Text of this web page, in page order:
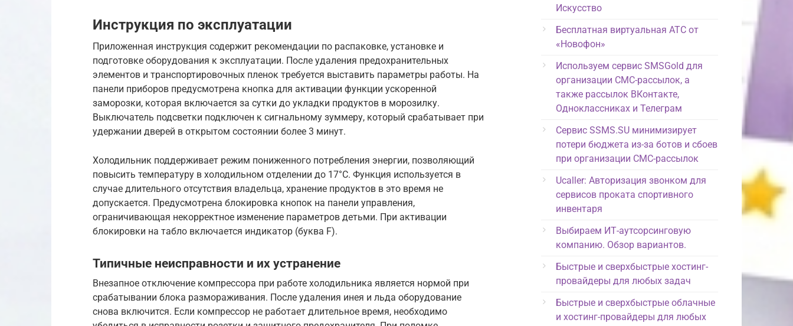
Инструкция по эксплуатации
Приложенная инструкция содержит рекомендации по распаковке, установке и
подготовке оборудования к эксплуатации. После удаления предохранительных
элементов и транспортировочных пленок требуется выставить параметры работы. На
панели приборов предусмотрена кнопка для активации функции ускоренной
заморозки, которая включается за сутки до укладки продуктов в морозилку.
Выключатель подсветки подключен к сигнальному зуммеру, который срабатывает при
удержании дверей в открытом состоянии более 3 минут.
Холодильник поддерживает режим пониженного потребления энергии, позволяющий
повысить температуру в холодильном отделении до 17°С. Функция используется в
случае длительного отсутствия владельца, хранение продуктов в это время не
допускается. Предусмотрена блокировка кнопок на панели управления,
ограничивающая некорректное изменение параметров детьми. При активации
блокировки на табло включается индикатор (буква F).
Типичные неисправности и их устранение
Внезапное отключение компрессора при работе холодильника является нормой при
срабатывании блока размораживания. После удаления инея и льда оборудование
снова включится. Если компрессор не работает длительное время, необходимо
Искусство
Бесплатная виртуальная АТС от
«Новофон»
Используем сервис SMSGold для
организации СМС-рассылок, а
также рассылок ВКонтакте,
Одноклассниках и Телеграм
Сервис SSMS.SU минимизирует
потери бюджета из-за ботов и сбоев
при организации СМС-рассылок
Ucaller: Авторизация звонком для
сервисов проката спортивного
инвентаря
Выбираем ИТ-аутсорсинговую
компанию. Обзор вариантов.
Быстрые и сверхбыстрые хостинг-
провайдеры для любых задач
Быстрые и сверхбыстрые облачные
и хостинг-провайдеры для любых